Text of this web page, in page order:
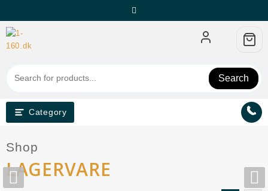
content
Search
Category
Archives:
Shop
LAGERVARE